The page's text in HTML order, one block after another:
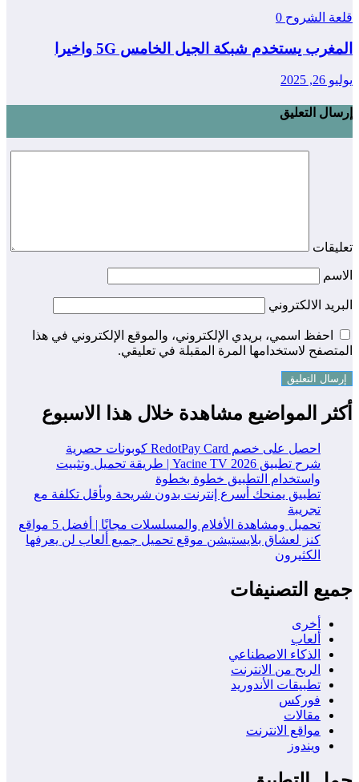
قلعة الشروح 0
المغرب يستخدم شبكة الجيل الخامس 5G واخيرا
يوليو 26, 2025
إرسال التعليق
تعليقات
الاسم
البريد الالكتروني
احفظ اسمي، بريدي الإلكتروني، والموقع الإلكتروني في هذا
المتصفح لاستخدامها المرة المقبلة في تعليقي.
أكثر المواضيع مشاهدة خلال هذا الاسبوع
احصل على خصم RedotPay Card كوبونات حصرية
شرح تطبيق Yacine TV 2026 | طريقة تحميل وتثبيت
واستخدام التطبيق خطوة بخطوة
تطبيق يمنحك أسرع إنترنت بدون شريحة وبأقل تكلفة مع
تجريبة
تحميل ومشاهدة الأفلام والمسلسلات مجانًا | أفضل 5 مواقع
كنز لعشاق بلايستيشن موقع تحميل جميع ألعاب لن يعرفها
الكثيرون
جميع التصنيفات
أخرى
ألعاب
الذكاء الاصطناعي
الربح من الانترنت
تطبيقات الأندوريد
فوركس
مقالات
مواقع الانترنت
ويندوز